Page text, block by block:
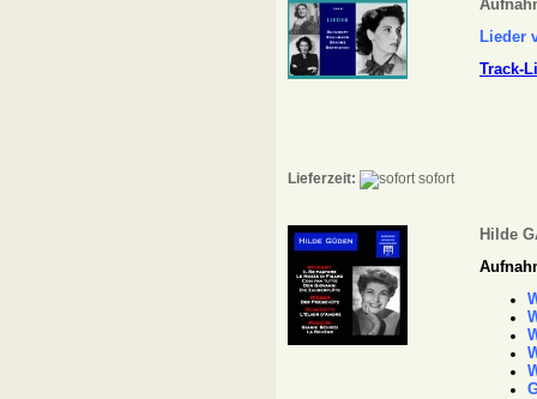
Lieder
Track-
Lieferzeit: sofort
Hilde